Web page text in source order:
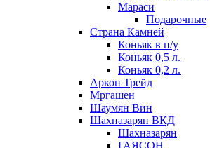
Мараси
Подарочные
Страна Камней
Коньяк в п/у
Коньяк 0,5 л.
Коньяк 0,2 л.
Аркон Трейд
Мргашен
Шаумян Вин
Шахназарян ВКД
Шахназарян
ГАЯСОН